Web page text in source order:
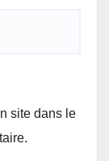
site dans le